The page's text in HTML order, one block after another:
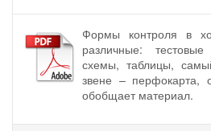
Формы контроля в
различные:
схемы, таблицы,
звене – перфокарта,
обобщает материал.